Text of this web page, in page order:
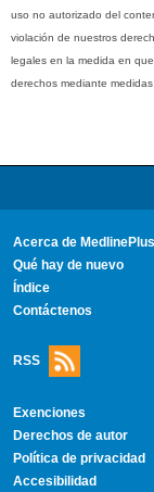
uso no autorizado del
violación de nuestros
legales en la medida en
derechos mediante
Acerca de MedlinePlus
Qué hay de nuevo
Índice
Contáctenos
RSS
Exenciones
Derechos de autor
Política de privacidad
Accesibilidad